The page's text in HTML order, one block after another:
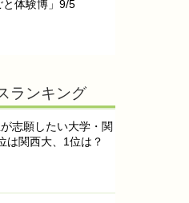
と体験博」9/5
ランキング
志願したい大学・関
は関西大、1位は？